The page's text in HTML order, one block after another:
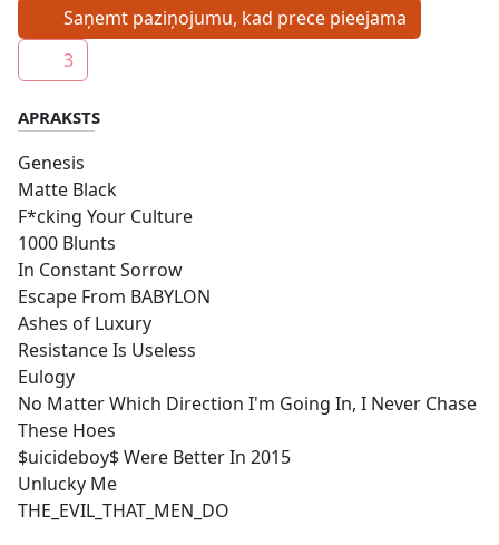
Saņemt paziņojumu, kad prece pieejama
3
APRAKSTS
Genesis
Matte Black
F*cking Your Culture
1000 Blunts
In Constant Sorrow
Escape From BABYLON
Ashes of Luxury
Resistance Is Useless
Eulogy
No Matter Which Direction I'm Going In, I Never Chase
These Hoes
$uicideboy$ Were Better In 2015
Unlucky Me
THE_EVIL_THAT_MEN_DO